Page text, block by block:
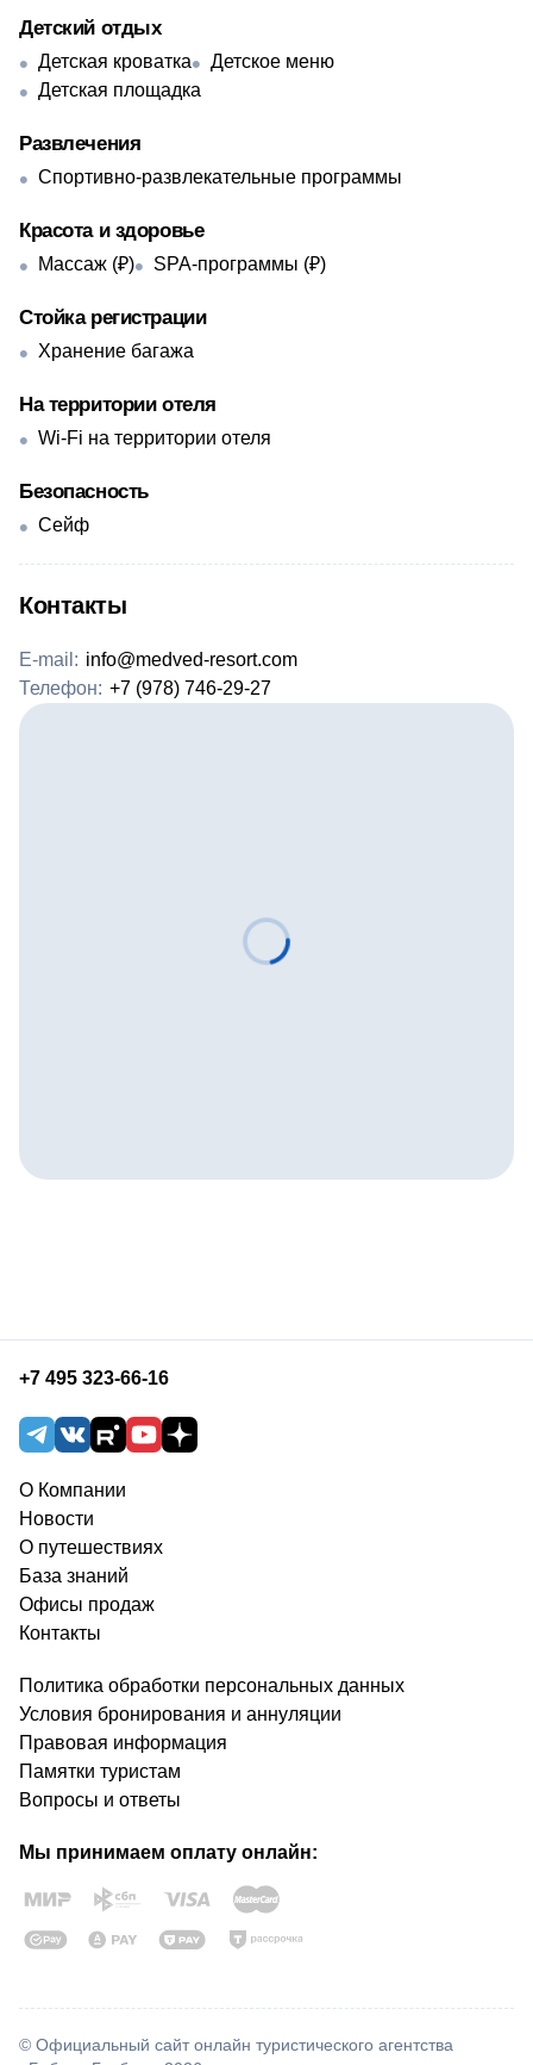
Детский отдых
Детская кроватка
Детское меню
Детская площадка
Развлечения
Спортивно-развлекательные программы
Красота и здоровье
Массаж (₽) SPA-программы (₽)
Стойка регистрации
Хранение багажа
На территории отеля
Wi-Fi на территории отеля
Безопасность
Сейф
Контакты
E-mail: info@medved-resort.com
Телефон: +7 (978) 746-29-27
+7 495 323-66-16
О Компании
Новости
О путешествиях
База знаний
Офисы продаж
Контакты
Политика обработки персональных данных
Условия бронирования и аннуляции
Правовая информация
Памятки туристам
Вопросы и ответы
Мы принимаем оплату онлайн:
© Официальный сайт онлайн туристического агентства